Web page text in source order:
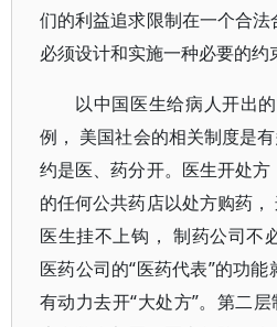
们的利益追求限制在一个合
必须设计和实施一种必要的约
以中国医生给病人开出
例， 美国社会的相关制度是
约是医、药分开。医生开处
的任何公共药店以处方购药
医生挂不上钩， 制药公司不
医药公司的“医药代表”的功
有动力去开“大处方”。第二